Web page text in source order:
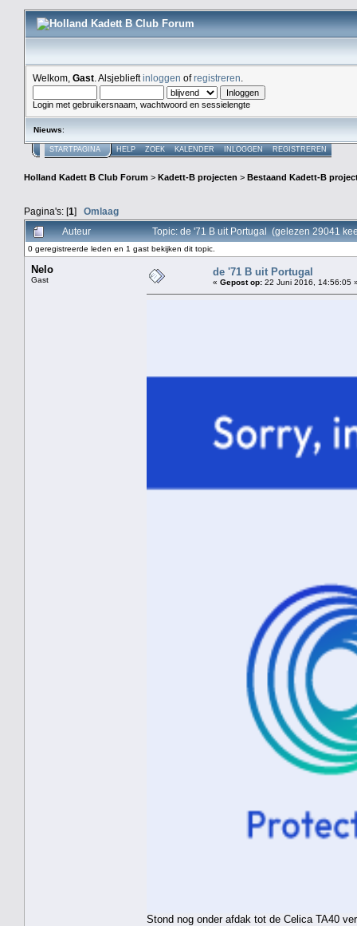
Welkom, Gast . Alsjeblieftinloggen ofregistreren
Login met gebruikersnaam, wachtwoord en sessielengte
Nieuws:
STARTPAGINA HELP ZOEK KALENDER INLOGGEN REGISTREREN
Holland Kadett B Club Forum > Kadett-B projecten > Bestaand Kadett-B
Pagina's: [1] Omlaag
Auteur
Topic: de '71 B uit Portugal (gelezen 29041
0 geregistreerde leden en 1 gast bekijken dit topic.
Nelo
Gast
de '71 B uit Portugal
« Gepost op: 22 Juni 2016, 14:56:05
Stond nog onder afdak tot de Celica TA40